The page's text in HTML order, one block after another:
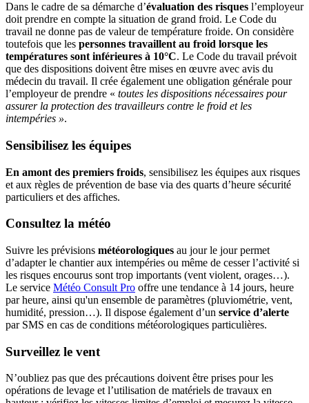
Dans le cadre de sa démarche d’évaluation des risques l’employeur
doit prendre en compte la situation de grand froid. Le Code du
travail ne donne pas de valeur de température froide. On considère
toutefois que les personnes travaillent au froid lorsque les
températures sont inférieures à 10°C. Le Code du travail prévoit
que des dispositions doivent être mises en œuvre avec avis du
médecin du travail. Il crée également une obligation générale pour
l’employeur de prendre « toutes les dispositions nécessaires pour
assurer la protection des travailleurs contre le froid et les
intempéries ».
Sensibilisez les équipes
En amont des premiers froids, sensibilisez les équipes aux risques
et aux règles de prévention de base via des quarts d’heure sécurité
particuliers et des affiches.
Consultez la météo
Suivre les prévisions météorologiques au jour le jour permet
d’adapter le chantier aux intempéries ou même de cesser l’activité si
les risques encourus sont trop importants (vent violent, orages…).
Le service Météo Consult Pro offre une tendance à 14 jours, heure
par heure, ainsi qu'un ensemble de paramètres (pluviométrie, vent,
humidité, pression…). Il dispose également d’un service d’alerte
par SMS en cas de conditions météorologiques particulières.
Surveillez le vent
N’oubliez pas que des précautions doivent être prises pour les
opérations de levage et l’utilisation de matériels de travaux en